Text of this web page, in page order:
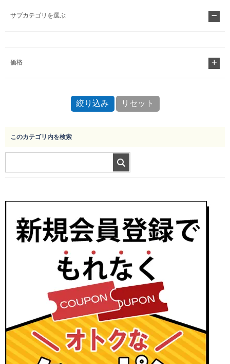
サブカテゴリを選ぶ
価格
このカテゴリ内を検索